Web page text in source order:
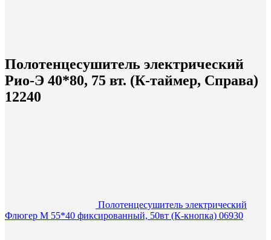
Полотенцесушитель электрический
Рио-Э 40*80, 75 вт. (К-таймер, Справа)
12240
Полотенцесушитель электрический
Флюгер М 55*40 фиксированный, 50вт (К-кнопка) 06930